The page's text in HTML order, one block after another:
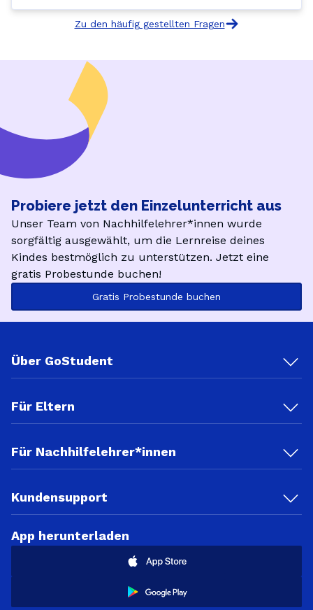
Zu den häufig gestellten Fragen
Probiere jetzt den Einzelunterricht aus
Unser Team von Nachhilfelehrer*innen wurde
sorgfältig ausgewählt, um die Lernreise deines
Kindes bestmöglich zu unterstützen. Jetzt eine
gratis Probestunde buchen!
Gratis Probestunde buchen
Über GoStudent
Für Eltern
Für Nachhilfelehrer*innen
Kundensupport
App herunterladen